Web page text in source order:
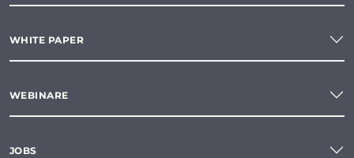
WHITE PAPER
WEBINARE
JOBS